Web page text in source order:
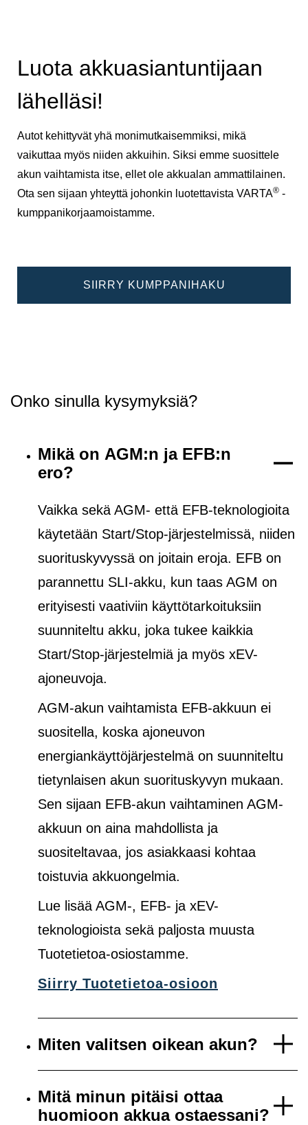
Luota akkuasiantuntijaan
lähelläsi!
Autot kehittyvät yhä monimutkaisemmiksi, mikä
vaikuttaa myös niiden akkuihin. Siksi emme suosittele
akun vaihtamista itse, ellet ole akkualan ammattilainen.
Ota sen sijaan yhteyttä johonkin luotettavista VARTA® -
kumppanikorjaamoistamme.
SIIRRY KUMPPANIHAKU
Onko sinulla kysymyksiä?
Mikä on AGM:n ja EFB:n
ero?
Vaikka sekä AGM- että EFB-teknologioita
käytetään Start/Stop-järjestelmissä, niiden
suorituskyvyssä on joitain eroja. EFB on
parannettu SLI-akku, kun taas AGM on
erityisesti vaativiin käyttötarkoituksiin
suunniteltu akku, joka tukee kaikkia
Start/Stop-järjestelmiä ja myös xEV-
ajoneuvoja.
AGM-akun vaihtamista EFB-akkuun ei
suositella, koska ajoneuvon
energiankäyttöjärjestelmä on suunniteltu
tietynlaisen akun suorituskyvyn mukaan.
Sen sijaan EFB-akun vaihtaminen AGM-
akkuun on aina mahdollista ja
suositeltavaa, jos asiakkaasi kohtaa
toistuvia akkuongelmia.
Lue lisää AGM-, EFB- ja xEV-
teknologioista sekä paljosta muusta
Tuotetietoa-osiostamme.
Siirry Tuotetietoa-osioon
Miten valitsen oikean akun?
Mitä minun pitäisi ottaa
huomioon akkua ostaessani?